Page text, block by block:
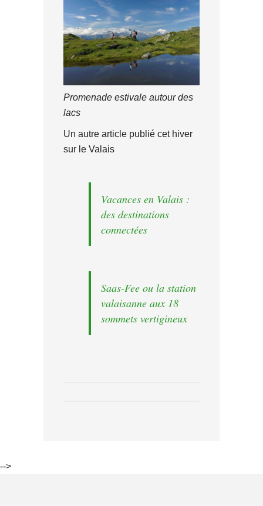
Promenade estivale autour des
lacs
Un autre article publié cet hiver
sur le Valais
Vacances en Valais :
des destinations
connectées
Saas-Fee ou la station
valaisanne aux 18
sommets vertigineux
-->